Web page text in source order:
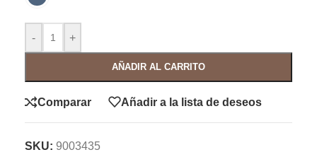
- +
AÑADIR AL CARRITO
Comparar Añadir a la lista de deseos
SKU: 9003435